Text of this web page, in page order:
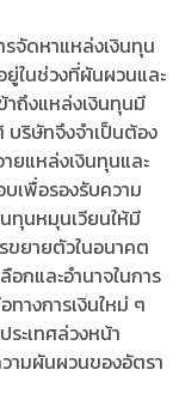
รจัดหาแหล่งเงินทุน
ในช่วงที่ผันผวนและ
าถึงแหล่งเงินทุนมี
บริษัทจึงจำเป็นต้อง
ยแหล่งเงินทุนและ
เพื่อรองรับความ
ทุนหมุนเวียนให้มี
ขยายตัวในอนาคต
อกและอำนาจในการ
างการเงินใหม่ ๆ
ะเทศล่วงหน้า
ามผันผวนของอัตรา